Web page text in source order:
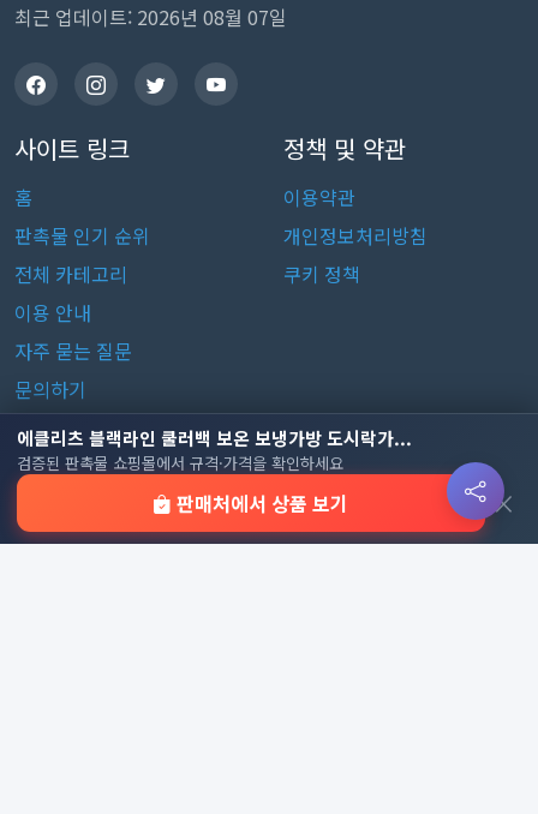
에클리츠 블랙라인 쿨러백 보온 보냉가방 도시락가...
검증된 판촉물 쇼핑몰에서 규격·가격을 확인하세요
판매처에서 상품 보기 ×
최근 업데이트: 2026년 08월 07일
사이트 링크
홈
판촉물 인기 순위
전체 카테고리
이용 안내
자주 묻는 질문
문의하기
정책 및 약관
이용약관
개인정보처리방침
쿠키 정책
판촉물 카테고리
가정/생활용품 감염예방용품 골프선물세트
골프용품
달력/다이어리
레저/운동용품 명품자개상품
문구용품